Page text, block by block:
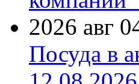
2026 авг
Посуда в